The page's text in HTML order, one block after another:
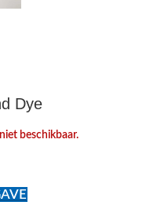
Dye
beschikbaar.